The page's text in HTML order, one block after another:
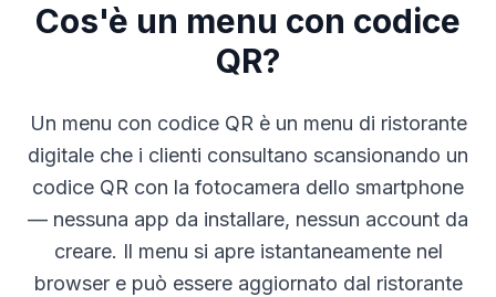
Cos'è un menu con codice
QR?
Un menu con codice QR è un menu di ristorante
digitale che i clienti consultano scansionando un
codice QR con la fotocamera dello smartphone
— nessuna app da installare, nessun account da
creare. Il menu si apre istantaneamente nel
browser e può essere aggiornato dal ristorante